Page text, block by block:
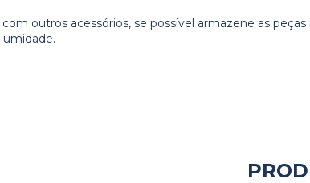
outros acessórios, se possível armazene as
umidade.